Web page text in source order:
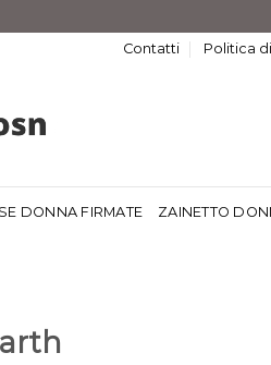
Contatti Politica
DONNA FIRMATE ZAINETTO